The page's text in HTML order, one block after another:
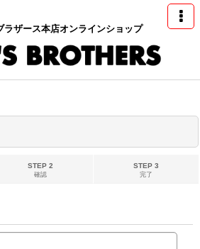
ラザース本店オンラインショップ
STEP 2
確認
STEP 3
完了